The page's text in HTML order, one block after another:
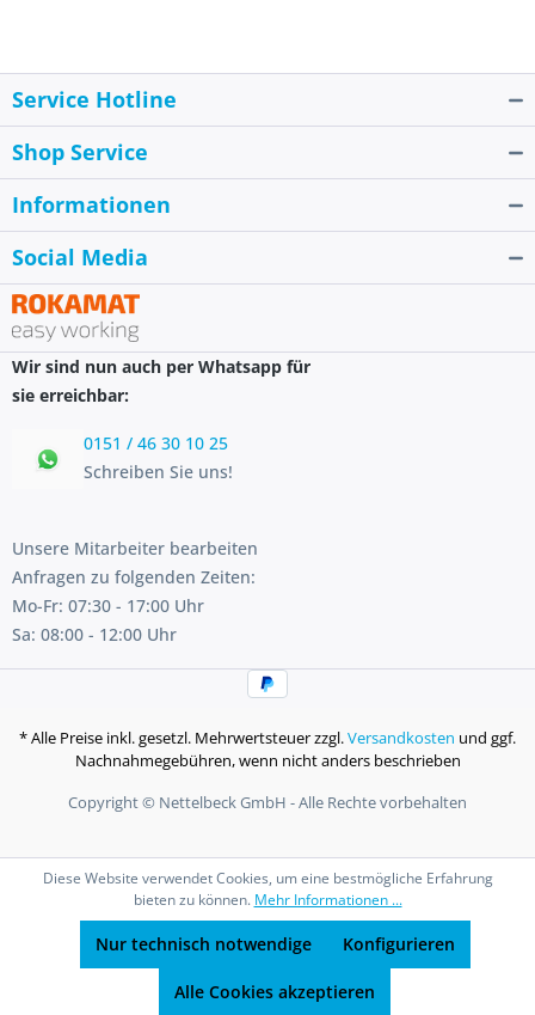
Service Hotline
Shop Service
Informationen
Social Media
Wir sind nun auch per Whatsapp für
sie erreichbar:
0151 / 46 30 10 25
Schreiben Sie uns!
Unsere Mitarbeiter bearbeiten
Anfragen zu folgenden Zeiten:
Mo-Fr: 07:30 - 17:00 Uhr
Sa: 08:00 - 12:00 Uhr
* Alle Preise inkl. gesetzl. Mehrwertsteuer zzgl.Versandkosten und ggf.
Nachnahmegebühren, wenn nicht anders beschrieben
Copyright © Nettelbeck GmbH - Alle Rechte vorbehalten
Diese Website verwendet Cookies, um eine bestmögliche Erfahrung
bieten zu können. Mehr Informationen ...
Nur technisch notwendige Konfigurieren
Alle Cookies akzeptieren